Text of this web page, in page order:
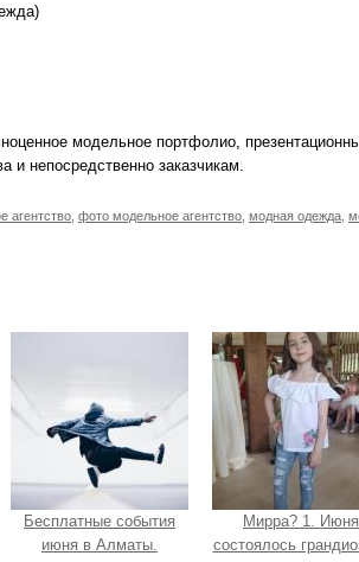
модельное портфолио,
и непосредственно заказчикам.
агентство фото модельное агентство модная одежда
Бесплатные события
июня в Алматы.
Мирра? 1. Июня
состоялось